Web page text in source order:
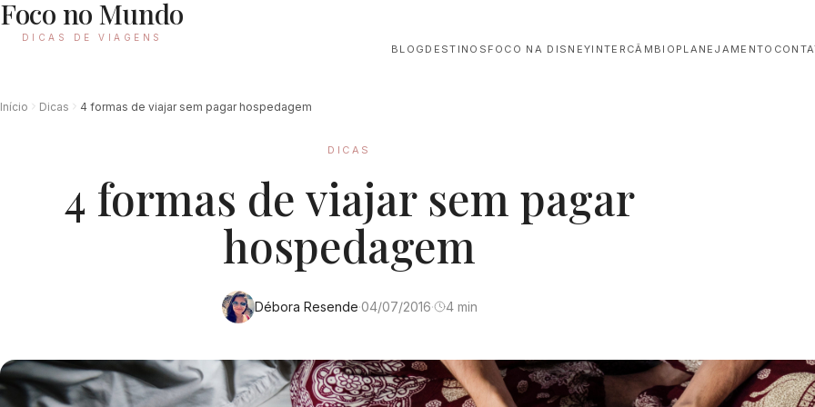
Foco no Mundo
DICAS DE VIAGENS
BLOG DESTINOS FOCO NA DISNEYINTERCÂMBIO PLANEJAMENTO
Início Dicas 4 formas de viajar sem pagar hospedagem
DICAS
4 formas de viajar sem pagar
hospedagem
Débora Resende·04/07/2016· 4 min